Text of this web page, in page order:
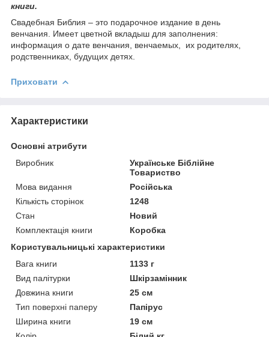
книги.
Свадебная Библия – это подарочное издание в день
венчания. Имеет цветной вкладыш для заполнения:
информация о дате венчания, венчаемых, их родителях,
родственниках, будущих детях.
Приховати
Характеристики
Основні атрибути
Виробник
Українське Біблійне
Товариство
Мова видання
Російська
Кількість сторінок
1248
Стан
Новий
Комплектація книги
Коробка
Користувальницькі характеристики
Вага книги
1133 г
Вид палітурки
Шкірзамінник
Довжина книги
25 см
Тип поверхні паперу
Папірус
Ширина книги
19 см